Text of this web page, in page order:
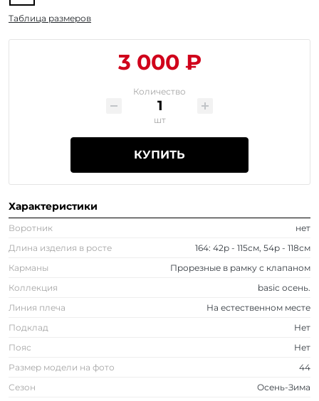
Таблица размеров
3 000 ₽
Количество
шт
КУПИТЬ
Характеристики
Воротник
нет
Длина изделия в росте
164: 42р - 115см, 54р - 118см
Карманы
Прорезные в рамку с клапаном
Коллекция
basic осень.
Линия плеча
На естественном месте
Подклад
Нет
Пояс
Нет
Размер модели на фото
44
Сезон
Осень-Зима